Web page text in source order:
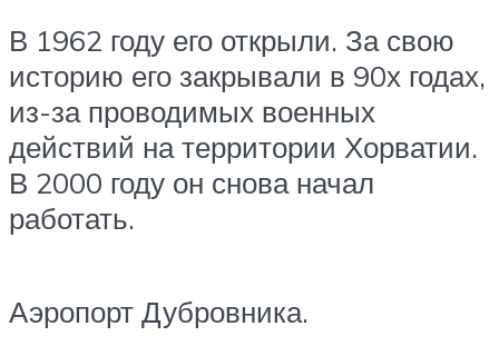
В 1962 году его открыли. За свою
историю его закрывали в 90х годах,
из-за проводимых военных
действий на территории Хорватии.
В 2000 году он снова начал
работать.
Аэропорт Дубровника.